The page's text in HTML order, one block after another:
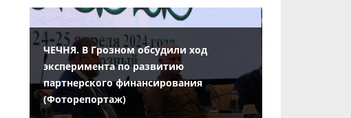
ЧЕЧНЯ. В Грозном обсудили ход
эксперимента по развитию
партнерского финансирования
(Фоторепортаж)